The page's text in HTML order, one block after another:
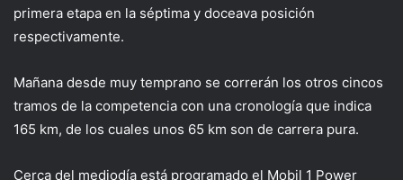
primera etapa en la séptima y doceava posición
respectivamente.
Mañana desde muy temprano se correrán los otros cincos
tramos de la competencia con una cronología que indica
165 km, de los cuales unos 65 km son de carrera pura.
Cerca del mediodía está programado el Mobil 1 Power